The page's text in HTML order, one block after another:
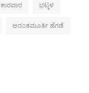
ಕಾರವಾರ ಭಟ್ಕಳ
ಅನಂತಮೂರ್ತಿ ಹೆಗಡೆ